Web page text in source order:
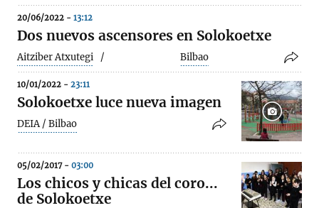
20/06/2022 - 13:12
Dos nuevos ascensores en Solokoetxe
Aitziber Atxutegi Bilbao
10/01/2022 - 23:11
Solokoetxe luce nueva imagen
DEIA / Bilbao
05/02/2017 - 03:00
Los chicos y chicas del coro...
de Solokoetxe